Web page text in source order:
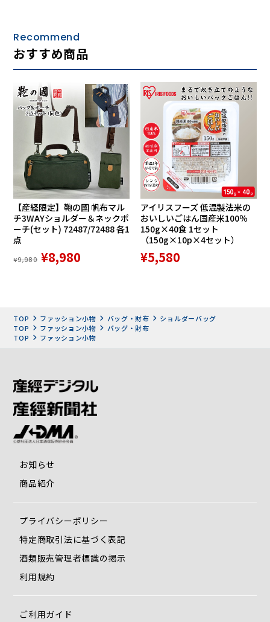
Recommend
おすすめ商品
【産経限定】鞄の國 帆布マル
チ3WAYショルダー＆ネックポ
ーチ(セット) 72487/72488 各1
点
¥9,980 ¥8,980
アイリスフーズ 低温製法米の
おいしいごはん国産米100％
150g×40食 1セット
（150g×10p×4セット）
¥5,580
TOP ファッション小物 バッグ・財布
ショルダーバッグ
TOP
ファッション小物
バッグ・財布
TOP
ファッション小物
お知らせ
商品紹介
プライバシーポリシー
特定商取引法に基づく表記
酒類販売管理者標識の掲示
利用規約
ご利用ガイド